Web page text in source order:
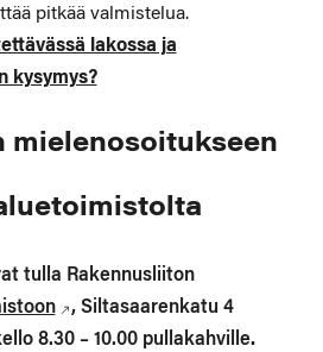
pitkää valmistelua.
lakossa ja
kysymys?
mielenosoitukseen
tulla Rakennusliiton
, Siltasaarenkatu 4
8.30 – 10.00 pullakahville.